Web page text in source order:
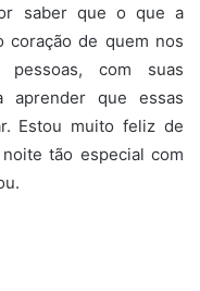
saber que o que a
coração de quem nos
com suas
aprender que essas
Estou muito feliz de
tão especial com